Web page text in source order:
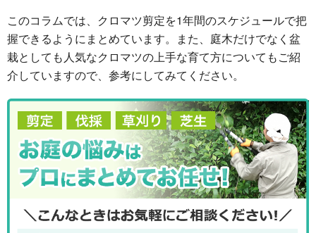
このコラムでは、クロマツ剪定を1年間のスケジュールで把
握できるようにまとめています。また、庭木だけでなく盆
栽としても人気なクロマツの上手な育て方についてもご紹
介していますので、参考にしてみてください。